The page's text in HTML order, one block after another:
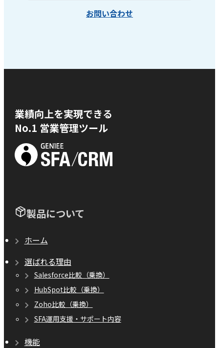
お問い合わせ
業績向上を実現できる
No.1 営業管理ツール
製品について
ホーム
選ばれる理由
Salesforce比較（乗換）
HubSpot比較（乗換）
Zoho比較（乗換）
SFA運用支援・サポート内容
機能